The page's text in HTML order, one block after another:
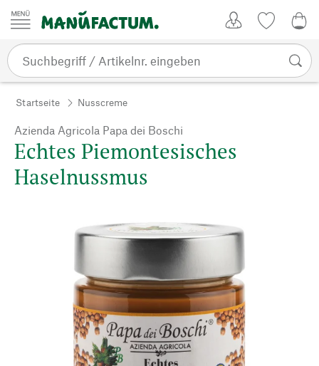
Zum Inhalt springen
Startseite Nusscreme
Azienda Agricola Papa dei Boschi
Echtes Piemontesisches
Haselnussmus